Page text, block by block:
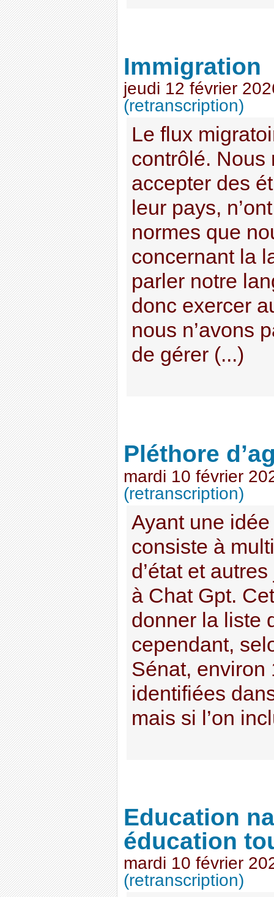
Immigration
jeudi 12 février
(retranscription)
Le flux
contrôlé. Nous
accepter des
leur pays,
normes que
concernant la
parler notre
donc exercer
nous n’avons
de gérer (...)
Pléthore
mardi 10 février
(retranscription)
Ayant une
consiste à
d’état et
à Chat Gpt.
donner la liste
cependant,
Sénat, environ
identifiées
mais si l’on
Education
éducation
mardi 10 février
(retranscription)